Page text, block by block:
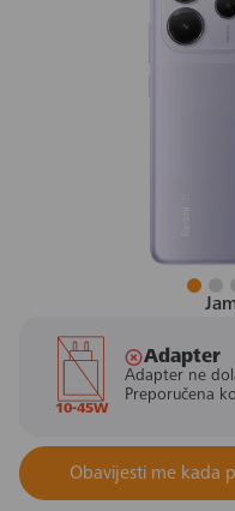
10-45W
Adapter
Adapter ne
Preporučena
Obavijesti me kada